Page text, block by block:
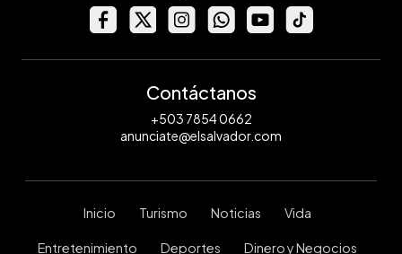
Contáctanos
+503 7854 0662
anunciate@elsalvador.com
Inicio Turismo Noticias Vida
Entretenimiento Deportes Dinero y Negocios